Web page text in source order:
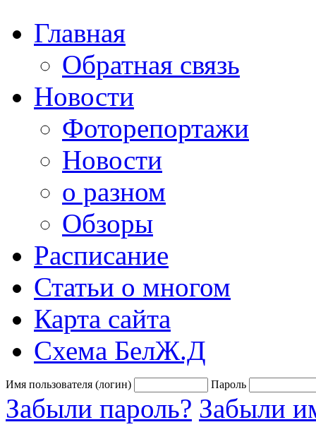
Главная
Обратная связь
Новости
Фоторепортажи
Новости
о разном
Обзоры
Расписание
Статьи о многом
Карта сайта
Схема БелЖ.Д
Имя пользователя (логин) Пароль
Забыли пароль? Забыли